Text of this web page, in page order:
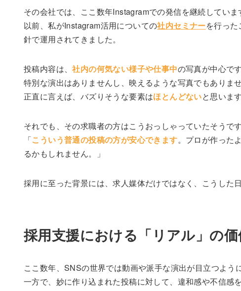
その会社では、ここ数年Instagramでの発信を継続していま
以前、私がInstagram活用についての社内セミナーを行っ
針で運用されてきました。
投稿内容は、社内の何気ない様子や仕事中の写真が中心です
特別な演出はありませんし、映えるような写真でもありませ
正直に言えば、バズりそうな要素はほとんどないと思います
それでも、その求職者の方はこうおっしゃっていたそうです
「こういう普通の投稿の方が安心できます。プロが作った
るかもしれません。」
採用に至った背景には、求人媒体だけではなく、こうした
採用支援における「リアル」の
ここ数年、SNSの世界では動画や派手な演出が目立つよう
一方で、妙に作り込まれた投稿に対して、違和感や不信感